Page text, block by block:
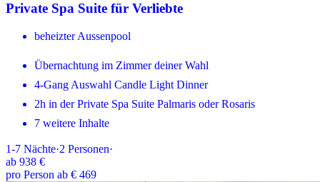
Private Spa Suite für Verliebte
beheizter Aussenpool
Übernachtung im Zimmer deiner Wahl
4-Gang Auswahl Candle Light Dinner
2h in der Private Spa Suite Palmaris oder Rosaris
7 weitere Inhalte
1-7 Nächte·2 Personen·
ab 938 €
pro Person ab € 469